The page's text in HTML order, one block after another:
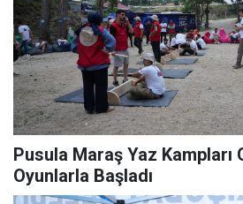
Pusula Maraş Yaz Kampları
Oyunlarla Başladı